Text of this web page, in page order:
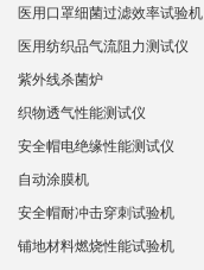
医用口罩细菌过滤效率试验机
医用纺织品气流阻力测试仪
紫外线杀菌炉
织物透气性能测试仪
安全帽电绝缘性能测试仪
自动涂膜机
安全帽耐冲击穿刺试验机
铺地材料燃烧性能试验机